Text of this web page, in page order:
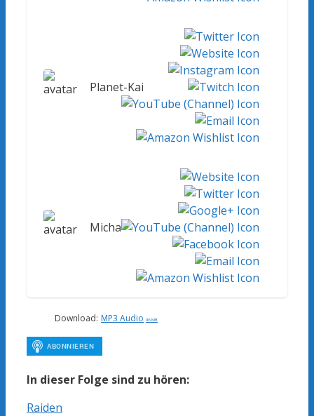
Planet-Kai
Micha
Download: MP3 Audio 96 MB
In dieser Folge sind zu hören:
Raiden